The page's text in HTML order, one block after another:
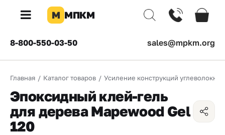
×
КОМПАНИЯ
О
компании
Доставка
М МПКМ
8-800-550-03-50 sales@mpkm.org
Главная / Каталог товаров / Усиление конструкций углеволокном
Эпоксидный клей-гель
для дерева Mapewood Gel
120